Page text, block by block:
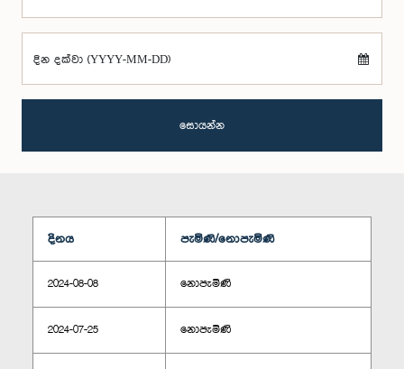
දින දක්වා (YYYY-MM-DD)
සොයන්න
දිනය පැමිණි/නොපැමිණි
2024-08-08 නොපැමිණි
2024-07-25 නොපැමිණි